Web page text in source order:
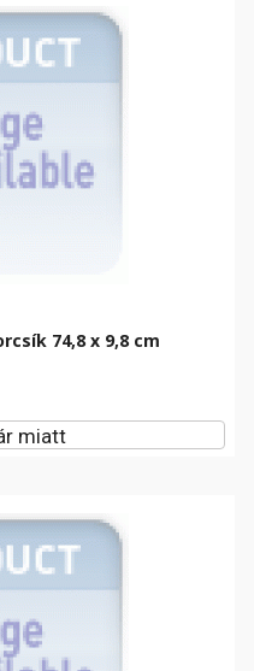
74,8 x 9,8 cm
miatt